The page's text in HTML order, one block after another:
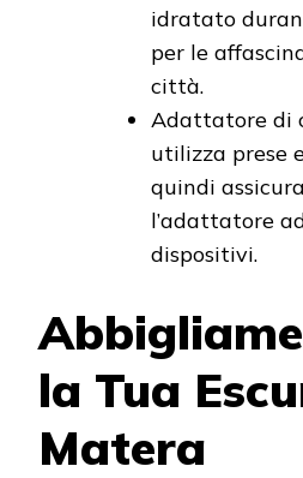
idratato
per le
città.
Adattatore di
utilizza prese
quindi
l’adattatore
dispositivi.
la Tua
Matera